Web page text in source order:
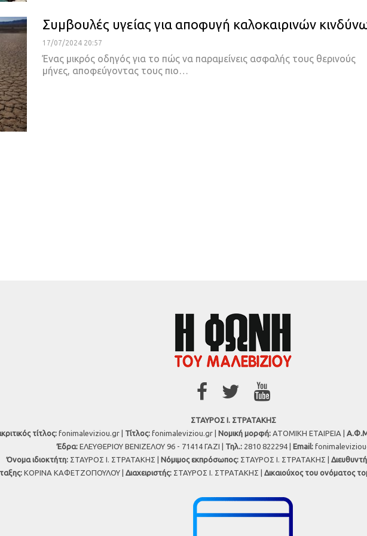
Συμβουλές υγείας για αποφυγή καλοκαιρινών
17/07/2024 20:57
Ένας μικρός οδηγός για το πώς να παραμείνεις ασφαλής τους θερινούς
μήνες, αποφεύγοντας τους πιο…
ΣΤΑΥΡΟΣ Ι. ΣΤΡΑΤΑΚΗΣ
τίτλος: fonimaleviziou.gr | Τίτλος: fonimaleviziou.gr | Νομική μορφή: ΑΤΟΜΙΚΗ ΕΤΑΙΡΕΙΑ |
Έδρα: ΕΛΕΥΘΕΡΙΟΥ ΒΕΝΙΖΕΛΟΥ 96 - 71414 ΓΑΖΙ | Τηλ.: 2810 822294 | Εmail:
Όνομα ιδιοκτήτη: ΣΤΑΥΡΟΣ Ι. ΣΤΡΑΤΑΚΗΣ | Νόμιμος εκπρόσωπος: ΣΤΑΥΡΟΣ Ι. ΣΤΡΑΤΑΚΗΣ |
ΚΟΡΙΝΑ ΚΑΦΕΤΖΟΠΟΥΛΟΥ | Διαχειριστής: ΣΤΑΥΡΟΣ Ι. ΣΤΡΑΤΑΚΗΣ | Δικαιούχος του ονόματος